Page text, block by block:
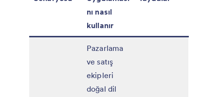
nı nasıl
kullanır
Pazarlama
ve satış
ekipleri
doğal dil